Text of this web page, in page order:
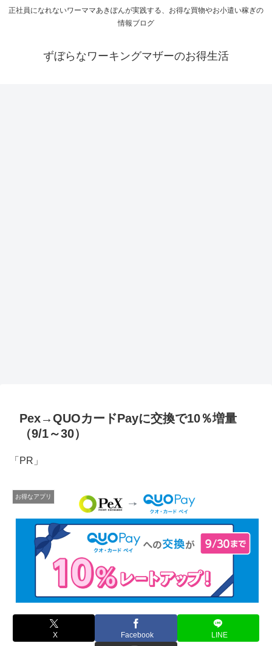
正社員になれないワーママあきぽんが実践する、お得な買物やお小遣い稼ぎの
情報ブログ
ずぼらなワーキングマザーのお得生活
Pex→QUOカードPayに交換で10％増量
（9/1～30）
「PR」
お得なアプリ
X Facebook LINE